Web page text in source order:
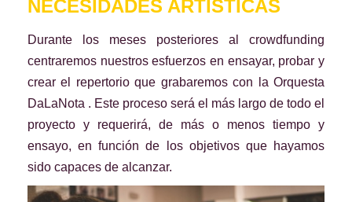
NECESIDADES ARTÍSTICAS
Durante los meses posteriores al crowdfunding
centraremos nuestros esfuerzos en ensayar, probar y
crear el repertorio que grabaremos con la Orquesta
DaLaNota . Este proceso será el más largo de todo el
proyecto y requerirá, de más o menos tiempo y
ensayo, en función de los objetivos que hayamos
sido capaces de alcanzar.